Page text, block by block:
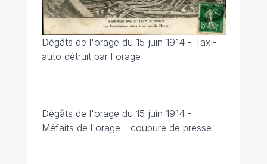
Dégâts de l'orage du 15 juin 1914 - Taxi-
auto détruit par l'orage
Dégâts de l'orage du 15 juin 1914 -
Méfaits de l'orage - coupure de presse